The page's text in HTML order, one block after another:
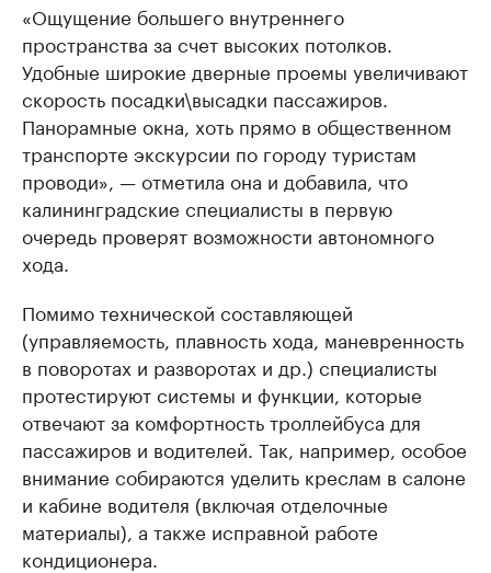
«Ощущение большего внутреннего
пространства за счет высоких потолков.
Удобные широкие дверные проемы увеличивают
скорость посадки\высадки пассажиров.
Панорамные окна, хоть прямо в общественном
транспорте экскурсии по городу туристам
проводи», — отметила она и добавила, что
калининградские специалисты в первую
очередь проверят возможности автономного
хода.
Помимо технической составляющей
(управляемость, плавность хода, маневренность
в поворотах и разворотах и др.) специалисты
протестируют системы и функции, которые
отвечают за комфортность троллейбуса для
пассажиров и водителей. Так, например, особое
внимание собираются уделить креслам в салоне
и кабине водителя (включая отделочные
материалы), а также исправной работе
кондиционера.